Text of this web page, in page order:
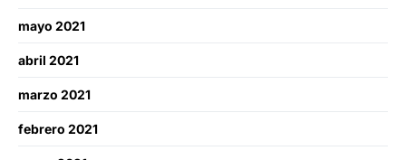
mayo 2021
abril 2021
marzo 2021
febrero 2021